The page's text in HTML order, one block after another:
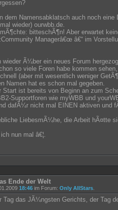
dem Namensabklatsch auch noch eine
wieder) ourwbb.de.
bitteschÃ¶n! Aber erwartet
Managerâ€œ â€“ im
Ã¼ber ein neues Forum
so viele Foren habe kommen
(aber mit wesentlich weniger
Namen hat es schon mal gegeben.
Start ist bereits von Beginn an zum
Supportforen wie myWBB und
dafÃ¼r nicht mal EINEN aktiven und
LiebesmÃ¼he, die Arbeit hÃ¤tte
nun mal â€¦.
Ende der Welt
18:46 im Forum: Only AllStars
Tag das JÃ¼ngsten Gerichts, der Tag